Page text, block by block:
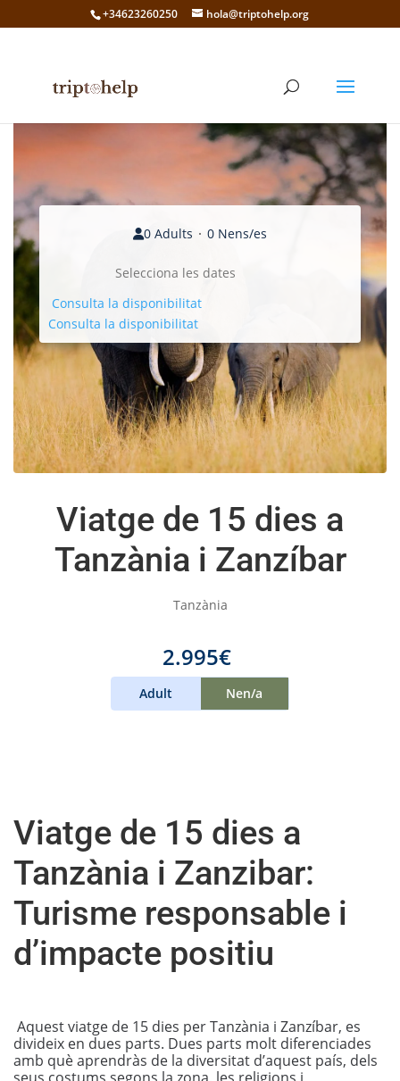
+34623260250 hola@triptohelp.org
0 Adults 0 Nens/es
Consulta la disponibilitat
Consulta la disponibilitat
Viatge de 15 dies a
Tanzània i Zanzíbar
Tanzània
2.995€
Adult Nen/a
Viatge de 15 dies a
Tanzània i Zanzibar:
Turisme responsable i
d’impacte positiu
Aquest viatge de 15 dies per Tanzània i Zanzíbar, es
divideix en dues parts. Dues parts molt diferenciades
amb què aprendràs de la diversitat d’aquest país, dels